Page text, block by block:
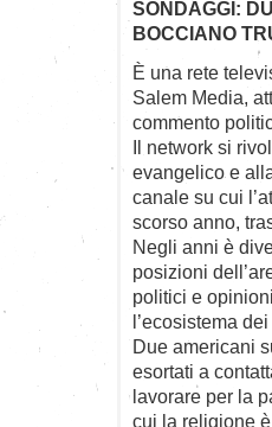
SONDAGGI:
BOCCIANO
È una rete
Salem Media,
commento
Il network si
evangelico e
canale su cui
scorso anno,
Negli anni è
posizioni
politici e
l’ecosistema
Due americani
esortati a
lavorare per la
cui la religione